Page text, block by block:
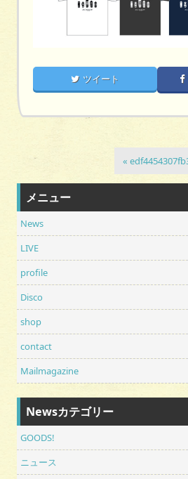
ツイート
«
メニュー
News
LIVE
profile
Disco
shop
contact
Mailmagazine
Newsカテゴリー
GOODS!
ニュース